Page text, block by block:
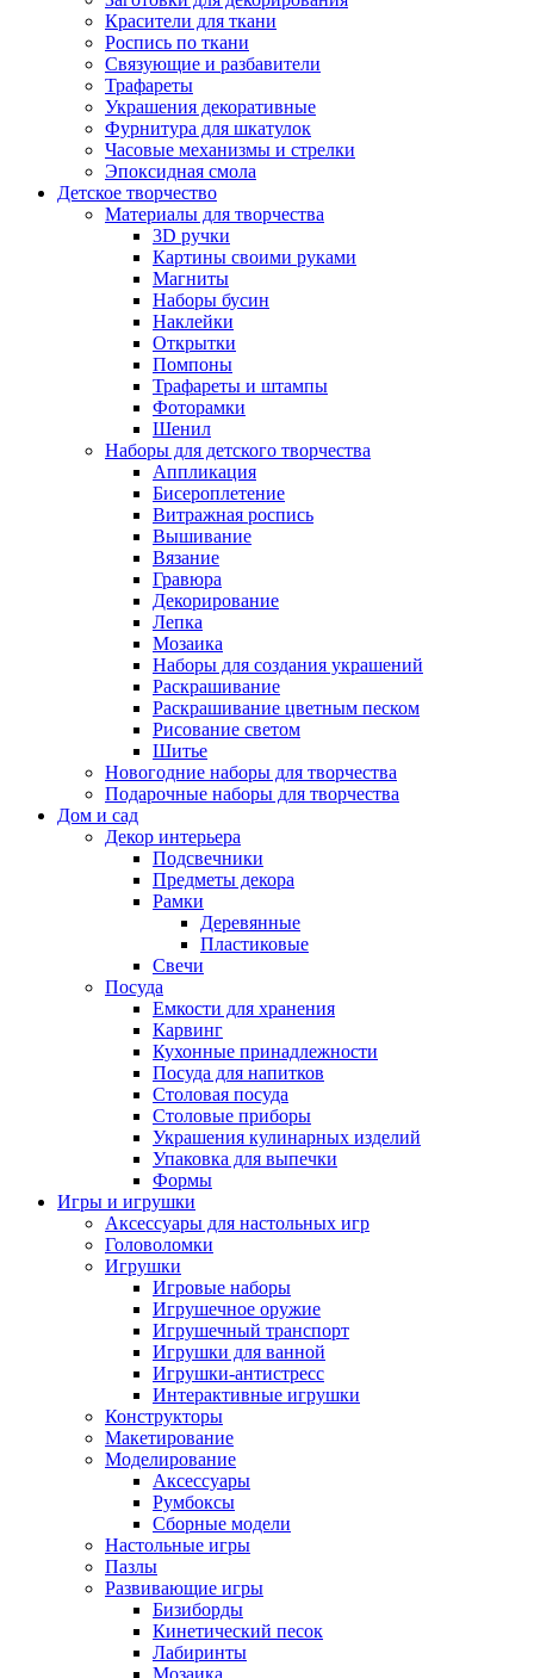
Красители для ткани
Роспись по ткани
Связующие и разбавители
Трафареты
Украшения декоративные
Фурнитура для шкатулок
Часовые механизмы и стрелки
Эпоксидная смола
Детское творчество
Материалы для творчества
3D ручки
Картины своими руками
Магниты
Наборы бусин
Наклейки
Открытки
Помпоны
Трафареты и штампы
Фоторамки
Шенил
Наборы для детского творчества
Аппликация
Бисероплетение
Витражная роспись
Вышивание
Вязание
Гравюра
Декорирование
Лепка
Мозаика
Наборы для создания украшений
Раскрашивание
Раскрашивание цветным песком
Рисование светом
Шитье
Новогодние наборы для творчества
Подарочные наборы для творчества
Дом и сад
Декор интерьера
Подсвечники
Предметы декора
Рамки
Деревянные
Пластиковые
Свечи
Посуда
Емкости для хранения
Карвинг
Кухонные принадлежности
Посуда для напитков
Столовая посуда
Столовые приборы
Украшения кулинарных изделий
Упаковка для выпечки
Формы
Игры и игрушки
Аксессуары для настольных игр
Головоломки
Игрушки
Игровые наборы
Игрушечное оружие
Игрушечный транспорт
Игрушки для ванной
Игрушки-антистресс
Интерактивные игрушки
Конструкторы
Макетирование
Моделирование
Аксессуары
Румбоксы
Сборные модели
Настольные игры
Пазлы
Развивающие игры
Бизиборды
Кинетический песок
Лабиринты
Мозаика